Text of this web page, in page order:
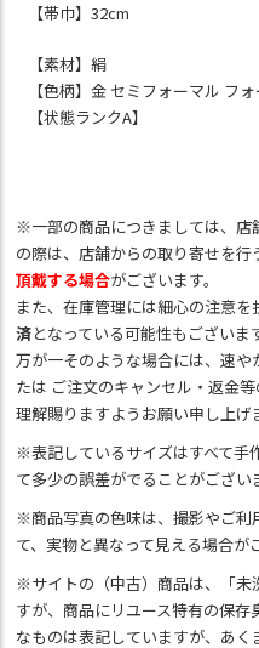
【帯巾】32cm
【素材】絹
【色柄】金 セミフォーマル フ
【状態ランクA】
※一部の商品につきましては、店
の際は、店舗からの取り寄せを行
頂戴する場合がございます。
また、在庫管理には細心の注意
済となっている可能性もございます
万が一そのような場合には、速
たは ご注文のキャンセル・返金
理解賜りますようお願い申し上げ
※表記しているサイズはすべて手
て多少の誤差がでることがござい
※商品写真の色味は、撮影やご利
て、実物と異なって見える場合が
※サイトの（中古）商品は、「未
すが、商品にリユース特有の保
なものは表記していますが、あ